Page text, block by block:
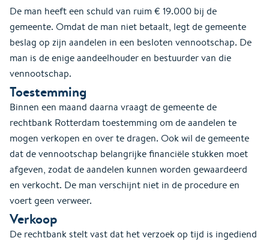
De man heeft een schuld van ruim € 19.000 bij de
gemeente. Omdat de man niet betaalt, legt de gemeente
beslag op zijn aandelen in een besloten vennootschap. De
man is de enige aandeelhouder en bestuurder van die
vennootschap.
Toestemming
Binnen een maand daarna vraagt de gemeente de
rechtbank Rotterdam toestemming om de aandelen te
mogen verkopen en over te dragen. Ook wil de gemeente
dat de vennootschap belangrijke financiële stukken moet
afgeven, zodat de aandelen kunnen worden gewaardeerd
en verkocht. De man verschijnt niet in de procedure en
voert geen verweer.
Verkoop
De rechtbank stelt vast dat het verzoek op tijd is ingediend